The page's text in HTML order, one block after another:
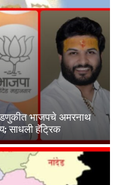
भाजपचे अमरनाथ
साधली हॅट्रिक